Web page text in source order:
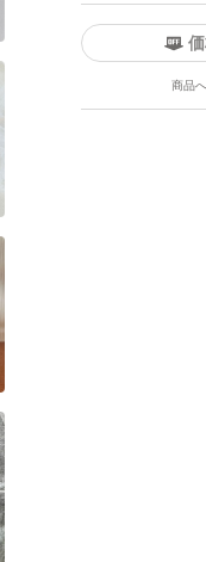
について
ザーにバッジを付与して
リアした安心・安全なユーザ
リマの取引を完了させた実績
ービスでの取引実績がありま
商品
ピーします
へ
いいね！
いいね！